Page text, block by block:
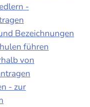
-
Bezeichnungen
führen
von
- zur